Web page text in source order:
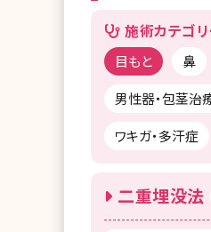
施術カテゴ
目もと 鼻
男性器・包茎治
ワキガ・多汗症
二重埋没法